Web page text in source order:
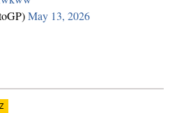
May 13, 2026